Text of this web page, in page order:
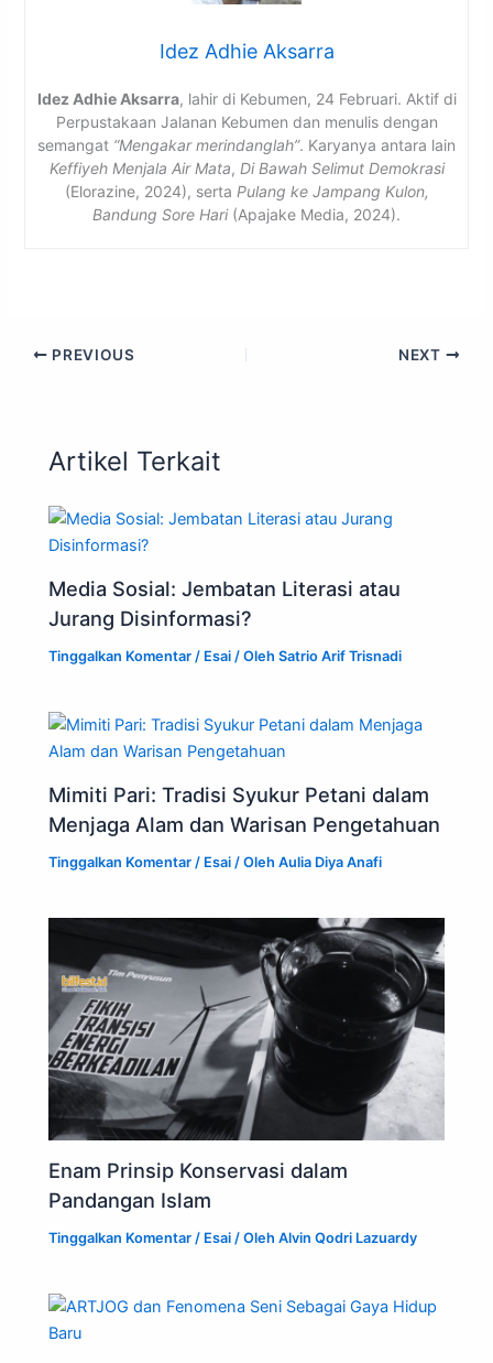
Idez Adhie Aksarra
Idez Adhie Aksarra, lahir di Kebumen, 24 Februari. Aktif di
Perpustakaan Jalanan Kebumen dan menulis dengan
semangat “Mengakar merindanglah”. Karyanya antara lain
Keffiyeh Menjala Air Mata, Di Bawah Selimut Demokrasi
(Elorazine, 2024), serta Pulang ke Jampang Kulon,
Bandung Sore Hari(Apajake Media, 2024).
PREVIOUS NEXT
Artikel Terkait
Media Sosial: Jembatan Literasi atau
Jurang Disinformasi?
Tinggalkan Komentar / Esai / OlehSatrio Arif Trisnadi
Mimiti Pari: Tradisi Syukur Petani dalam
Menjaga Alam dan Warisan Pengetahuan
Tinggalkan Komentar / Esai / OlehAulia Diya Anafi
Enam Prinsip Konservasi dalam
Pandangan Islam
Tinggalkan Komentar / Esai / OlehAlvin Qodri Lazuardy